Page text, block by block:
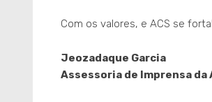
Com os valores, e ACS se
Jeozadaque Garcia
Assessoria de Imprensa da